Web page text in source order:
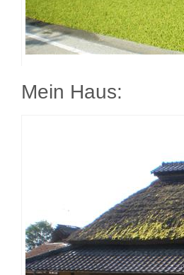
Mein Haus: